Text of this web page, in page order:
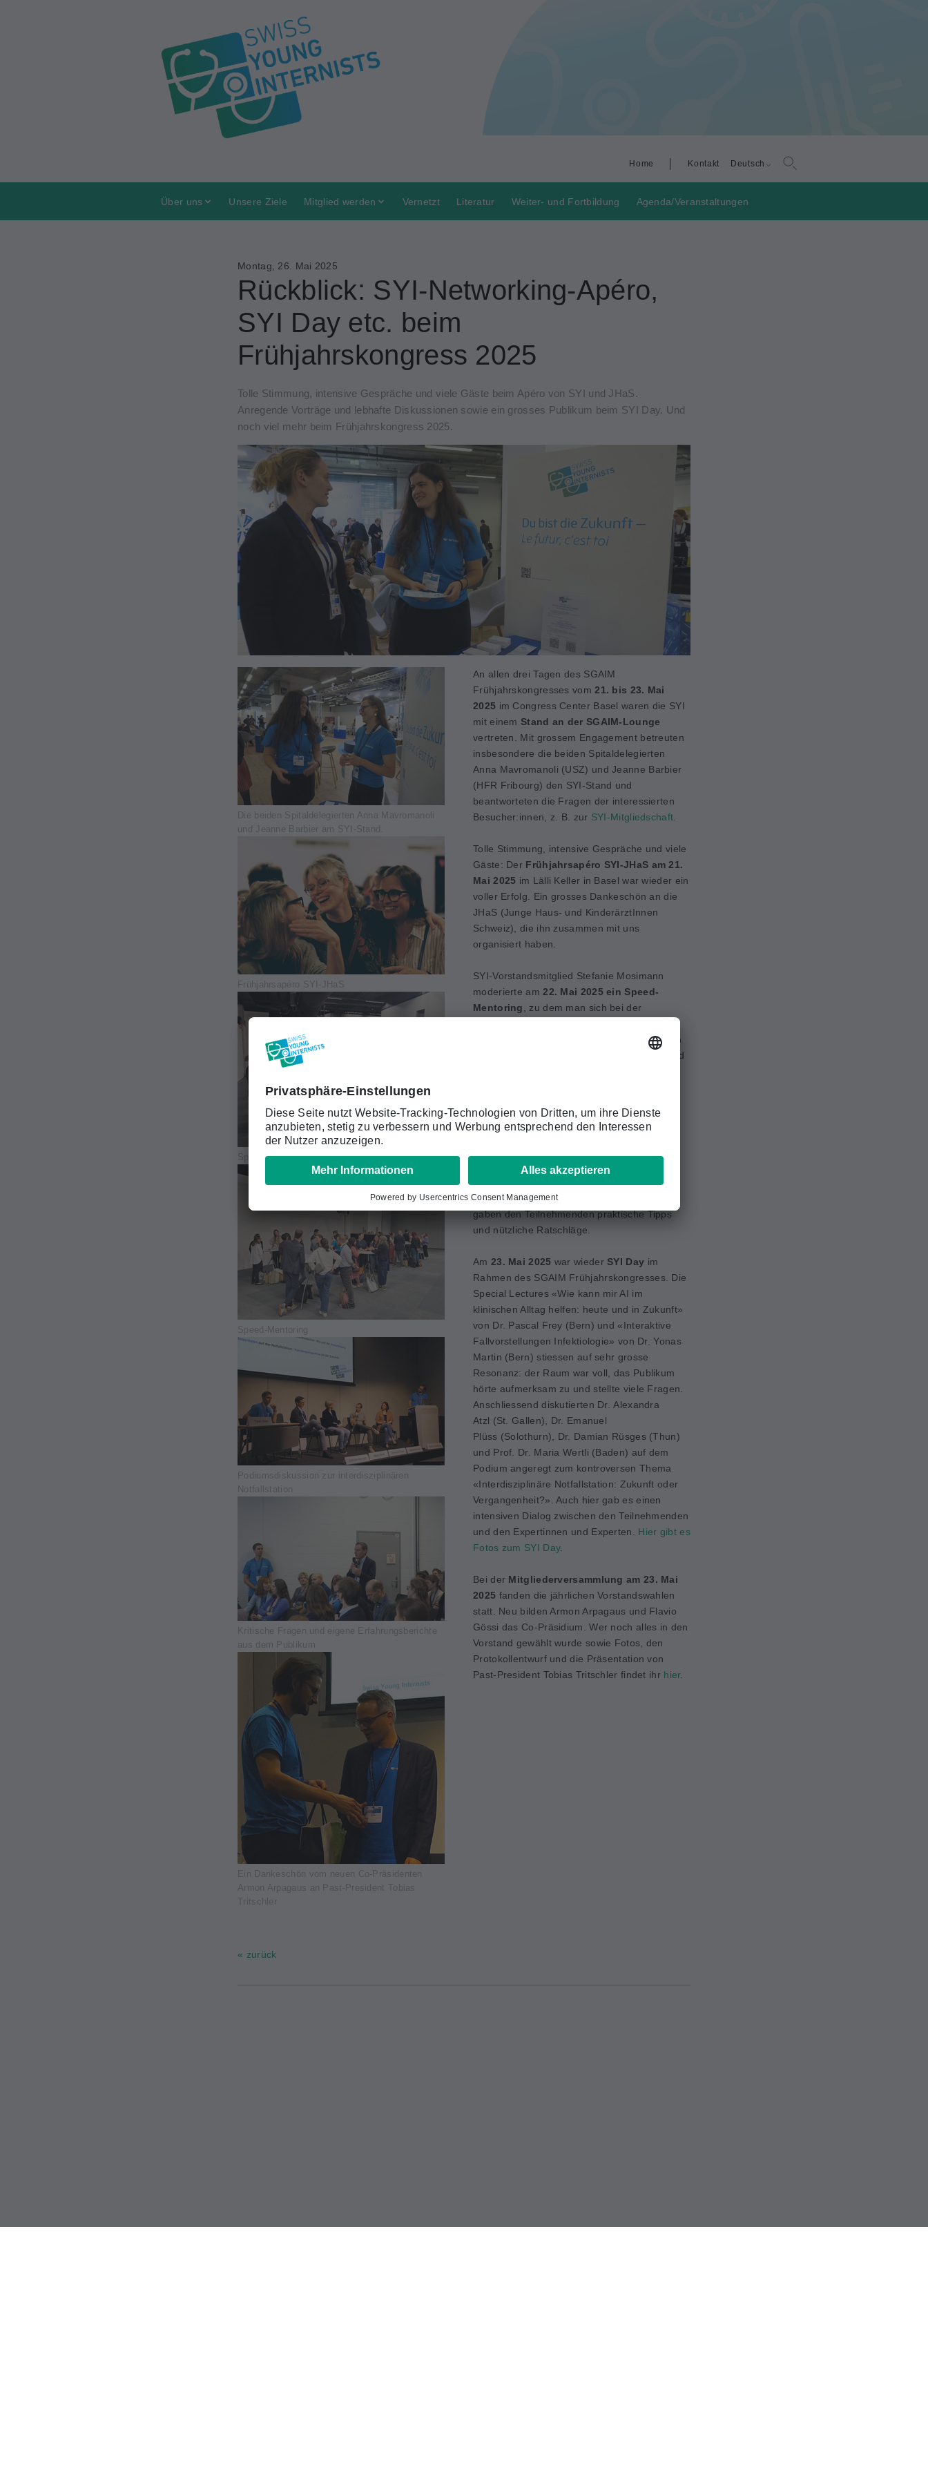
Deutsch
Home Kontakt
Über uns Unsere Ziele Mitglied werden Vernetzt Literatur Weiter- und Fortbildung Agenda/Veranstaltungen
Montag, 26. Mai 2025
Rückblick: SYI-Networking-Apéro,
SYI Day etc. beim
Frühjahrskongress 2025
Tolle Stimmung, intensive Gespräche und viele Gäste beim Apéro von SYI und JHaS.
Anregende Vorträge und lebhafte Diskussionen sowie ein grosses Publikum beim SYI Day. Und
noch viel mehr beim Frühjahrskongress 2025.
Die beiden Spitaldelegierten Anna Mavromanoli
und Jeanne Barbier am SYI-Stand.
Frühjahrsapéro SYI-JHaS
Speed-Mentoring
Speed-Mentoring
Podiumsdiskussion zur interdisziplinären
Notfallstation
Kritische Fragen und eigene Erfahrungsberichte
aus dem Publikum
Ein Dankeschön vom neuen Co-Präsidenten
Armon Arpagaus an Past-President Tobias
Tritschler
An allen drei Tagen des SGAIM
Frühjahrskongresses vom21. bis 23. Mai
2025 im Congress Center Basel waren die SYI
mit einem Stand an der SGAIM-Lounge
vertreten. Mit grossem Engagement betreuten
insbesondere die beiden Spitaldelegierten
Anna Mavromanoli (USZ) und Jeanne Barbier
(HFR Fribourg) den SYI-Stand und
beantworteten die Fragen der interessierten
Besucher:innen, z. B. zur SYI-Mitgliedschaft.
Tolle Stimmung, intensive Gespräche und viele
Gäste: Der Frühjahrsapéro SYI-JHaS am 21.
Mai 2025 im Lälli Keller in Basel war wieder ein
voller Erfolg. Ein grosses Dankeschön an die
JHaS (Junge Haus- und KinderärztInnen
Schweiz), die ihn zusammen mit uns
organisiert haben.
SYI-Vorstandsmitglied Stefanie Mosimann
moderierte am22. Mai 2025 ein Speed-
Mentoring, zu dem man sich bei der
Registrierung zum SGAIM Frühjahrskongress
anmelden konnte. Es gab kurze Gespräche in
kleinen Gruppen zwischen Jungärzt:innen und
Gouveia (Lausanne), Prof. Dagmar Haller-
Hester (Genf), PD Dr. Marco
Méan (Lausanne), Prof. Sven Streit (Bern),
Dr. Evelyne Sulger Büel (Kaltenbach) und Dr.
Elisabeth Weber (Zürich) zur Verfügung. Sie
gaben den Teilnehmenden praktische Tipps
und nützliche Ratschläge.
Am 23. Mai 2025 war wieder SYI Day im
Rahmen des SGAIM Frühjahrskongresses. Die
Special Lectures «Wie kann mir AI im
klinischen Alltag helfen: heute und in Zukunft»
von Dr. Pascal Frey (Bern) und «Interaktive
Fallvorstellungen Infektiologie» von Dr. Yonas
Martin (Bern) stiessen auf sehr grosse
Resonanz: der Raum war voll, das Publikum
hörte aufmerksam zu und stellte viele Fragen.
Anschliessend diskutierten Dr. Alexandra
Atzl (St. Gallen), Dr. Emanuel
Plüss (Solothurn), Dr. Damian Rüsges (Thun)
und Prof. Dr. Maria Wertli (Baden) auf dem
Podium angeregt zum kontroversen Thema
«Interdisziplinäre Notfallstation: Zukunft oder
Vergangenheit?». Auch hier gab es einen
intensiven Dialog zwischen den Teilnehmenden
und den Expertinnen und Experten. Hier gibt es
Fotos zum SYI Day.
Bei der Mitgliederversammlung am 23. Mai
2025 fanden die jährlichen Vorstandswahlen
statt. Neu bilden Armon Arpagaus und Flavio
Gössi das Co-Präsidium. Wer noch alles in den
Vorstand gewählt wurde sowie Fotos, den
Protokollentwurf und die Präsentation von
Past-President Tobias Tritschler findet ihr hier.
« zurück